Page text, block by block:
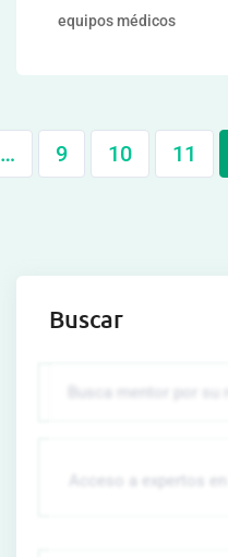
equipos médicos
… 9 10 11
Buscar